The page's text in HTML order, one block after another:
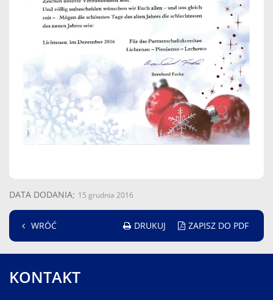
DATA DODANIA 15 grudnia 2016
WRÓĆ DRUKUJ ZAPISZ DO PDF
KONTAKT